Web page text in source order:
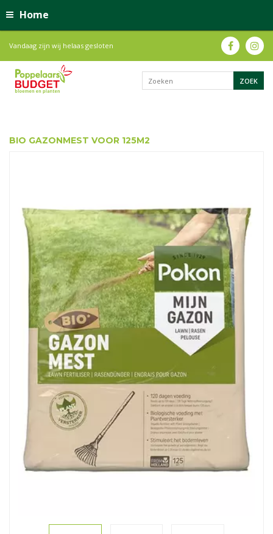
Home
Vandaag zijn wij helaas gesloten
BIO GAZONMEST VOOR 125M2